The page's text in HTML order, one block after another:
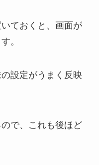
ておくと、画面が
。
設定がうまく反映
で、これも後ほど